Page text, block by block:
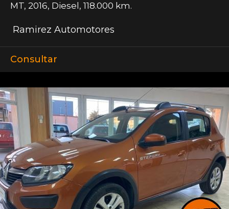
MT, 2016, Diesel , 118.000 km.
Ramirez Automotores
Consultar